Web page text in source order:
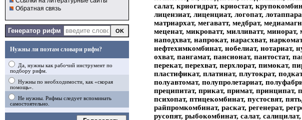
Обратная связь
Генератор рифм
Нужны ли поэтам словари рифм?
Да, нужны как рабочий инструмент по
подбору рифм.
Нужны по необходимости, как «скорая
помощь».
Не нужны. Рифмы следует вспоминать
самостоятельно.
салат, криогидрат, криостат,
лицензиат, лиценциат, логопат,
матриархат, мегаватт, медбрат,
меценат, микроватт, милливатт, минорат,
наподхват, напрокат, нарасхват,
нефтехимкомбинат, нобелиат, нотариат,
охват, пангамат, пансионат, пантостат,
перекат, перехват, перхлорат, пимокат,
пластификат, платинат, плутократ,
полуавтомат, полупролетариат,
преципитат, прикат, примат, принципат,
психопат, птицекомбинат, пустосвят,
райпромкомбинат, раскат, регенерат,
русопят, рыбокомбинат, салат,